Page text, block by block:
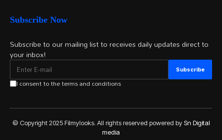
Subscribe Now
Subscribe to our mailing list to receives daily updates direct to
your inbox!
I consent to the terms and conditions
© Copyright 2025 Filmylooks. All rights reserved powered bySn Digital
media